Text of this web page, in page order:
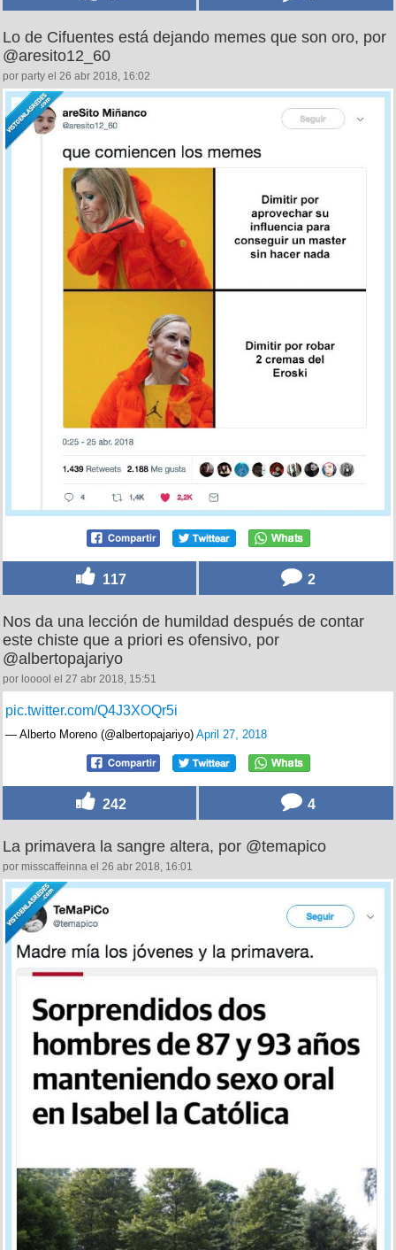
87 5
Lo de Cifuentes está dejando memes que son oro, por
@aresito12_60
por party el 26 abr 2018, 16:02
117
Nos da una lección de humildad después de contar
este chiste que a priori es ofensivo, por
@albertopajariyo
por looool el 27 abr 2018, 15:51
pic.twitter.com/Q4J3XOQr5i
— Alberto Moreno (@albertopajariyo)
La primavera la sangre altera, por @temapico
por misscaffeinna el 26 abr 2018, 16:01